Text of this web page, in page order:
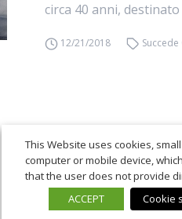
circa 40 anni, destinato
12/21/2018 Succede
This Website uses cookies,
computer or mobile device,
that the user does not provide
ACCEPT
Cookie